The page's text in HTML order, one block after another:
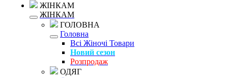
ЖІНКАМ
ЖІНКАМ
ГОЛОВНА
Головна
Всі Жіночі Товари
Новий сезон
Розпродаж
ОДЯГ